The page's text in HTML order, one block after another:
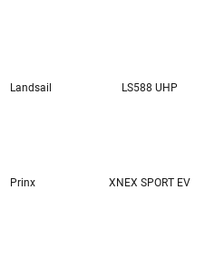
Landsail LS588 UHP
Prinx XNEX SPORT EV